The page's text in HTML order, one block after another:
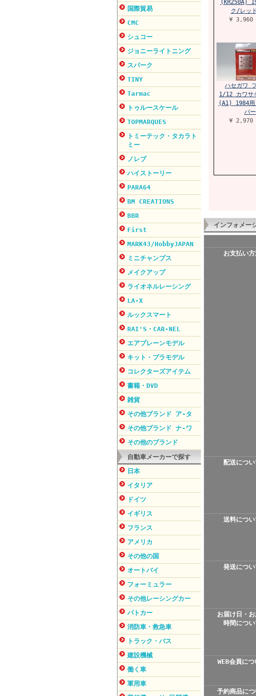
国際貿易
CMC
シュコー
ジョニーライトニング
スパーク
TINY
Tarmac
トゥルースケール
TOPMARQUES
トミーテック・タカラト
ミー
ノレブ
ハイストーリー
PARA64
BM CREATIONS
BBR
First
MARK43/HobbyJAPAN
ミニチャンプス
メイクアップ
ライオネルレーシング
LA-X
ルックスマート
RAI'S・CAR-NEL
エアプレーンモデル
キット・プラモデル
コレクターズアイテム
書籍・DVD
雑貨
その他ブランド ア-タ
その他ブランド ナ-ワ
その他のブランド
自動車メーカーで探す
日本
イタリア
ドイツ
イギリス
フランス
アメリカ
その他の国
オートバイ
フォーミュラー
その他レーシングカー
パトカー
消防車・救急車
トラック・バス
建設機械
働く車
軍用車
(KR250A)
ク/レッ
¥ 3,960
ハセガワ
1/12 カワサ
(A1) 1984用
パ
¥ 2,970
インフォメー
お支払い
配送につい
送料につい
発送につい
お届け日・
時間につい
WEB会員に
予約商品につ